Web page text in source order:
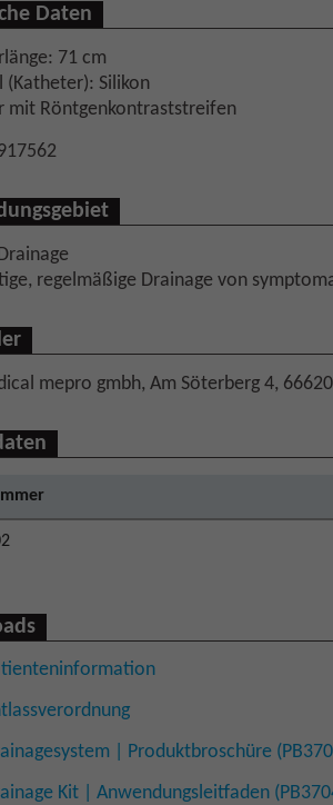
Daten
71 cm
(Katheter): Silikon
mit Röntgenkontraststreifen
regelmäßige Drainage von
mepro gmbh, Am Söterberg 4,
| Produktbroschüre
Kit | Anwendungsleitfaden